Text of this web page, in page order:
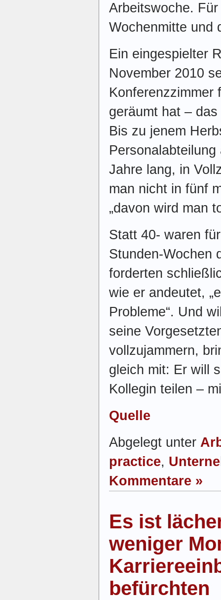
Arbeitswoche.
Wochenmitte und
Ein eingespielter
November 2010
Konferenzzimmer
geräumt hat –
Bis zu jenem
Jahre lang, in
man nicht in fünf
„davon wird man
Statt 40- waren
Stunden-Wochen
forderten
wie er andeutet,
Probleme“. Und
seine
vollzujammern,
gleich mit: Er will
Kollegin teilen –
Quelle
Abgelegt unter
practice,
Kommentare »
Es ist
weniger
befürchten